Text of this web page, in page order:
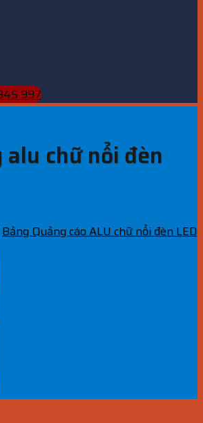
997
chữ nổi đèn
Bảng Quảng cáo ALU chữ nổi đèn LED